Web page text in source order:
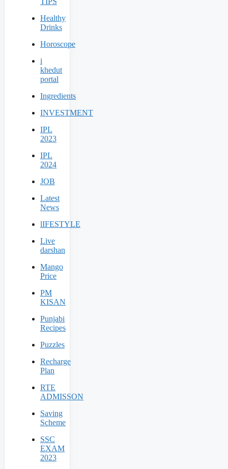
Healthy
Drinks
Horoscope
i
khedut
portal
Ingredients
INVESTMENT
IPL
2023
IPL
2024
JOB
Latest
News
lIFESTYLE
Live
darshan
Mango
Price
PM
KISAN
Punjabi
Recipes
Puzzles
Recharge
Plan
RTE
ADMISSON
Saving
Scheme
SSC
EXAM
2023